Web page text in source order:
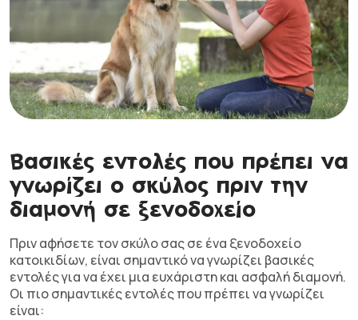
Βασικές εντολές που πρέπει να
γνωρίζει ο σκύλος πριν την
διαμονή σε ξενοδοχείο
Πριν αφήσετε τον σκύλο σας σε ένα ξενοδοχείο
κατοικιδίων, είναι σημαντικό να γνωρίζει βασικές
εντολές για να έχει μια ευχάριστη και ασφαλή διαμονή.
Οι πιο σημαντικές εντολές που πρέπει να γνωρίζει
είναι: